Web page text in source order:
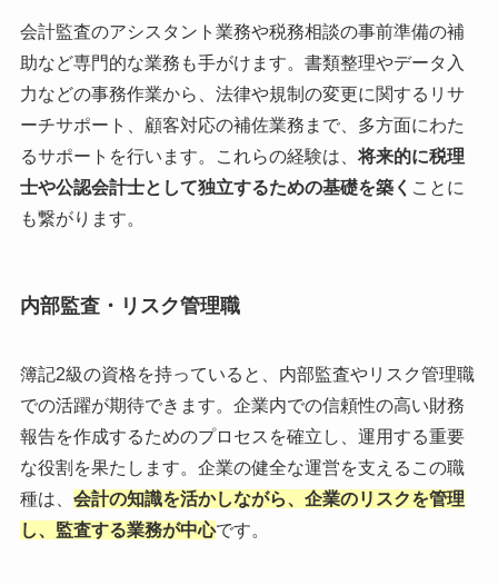
会計監査のアシスタント業務や税務相談の事前準備の補
助など専門的な業務も手がけます。書類整理やデータ入
力などの事務作業から、法律や規制の変更に関するリサ
ーチサポート、顧客対応の補佐業務まで、多方面にわた
るサポートを行います。これらの経験は、将来的に税理
士や公認会計士として独立するための基礎を築く ことに
も繋がります。
内部監査・リスク管理職
簿記2級の資格を持っていると、内部監査やリスク管理職
での活躍が期待できます。企業内での信頼性の高い財務
報告を作成するためのプロセスを確立し、運用する重要
な役割を果たします。企業の健全な運営を支えるこの職
種は、 会計の知識を活かしながら、企業のリスクを管理
し、監査する業務が中心です。